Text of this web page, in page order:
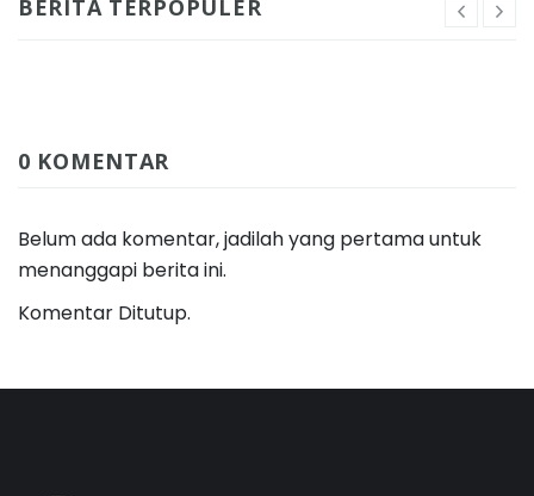
BERITA TERPOPULER
0 KOMENTAR
Belum ada komentar, jadilah yang pertama untuk
menanggapi berita ini.
Komentar Ditutup.